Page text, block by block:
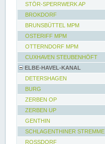
STÖR-SPERRWERK AP
BROKDORF
BRUNSBÜTTEL MPM
OSTERIFF MPM
OTTERNDORF MPM
CUXHAVEN STEUBENHÖFT
ELBE-HAVEL-KANAL
DETERSHAGEN
BURG
ZERBEN OP
ZERBEN UP
GENTHIN
SCHLAGENTHINER STREMME
ROSSDORF